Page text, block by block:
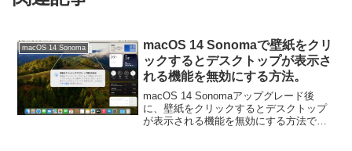
macOS 14 Sonoma
macOS 14 Sonomaで壁紙をクリ
ックするとデスクトップが表示さ
れる機能を無効にする方法。
macOS 14 Sonomaアップグレード後
に、壁紙をクリックするとデスクトップ
が表示される機能を無効にする方法で